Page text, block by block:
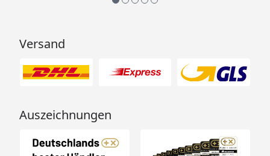
Versand
Auszeichnungen